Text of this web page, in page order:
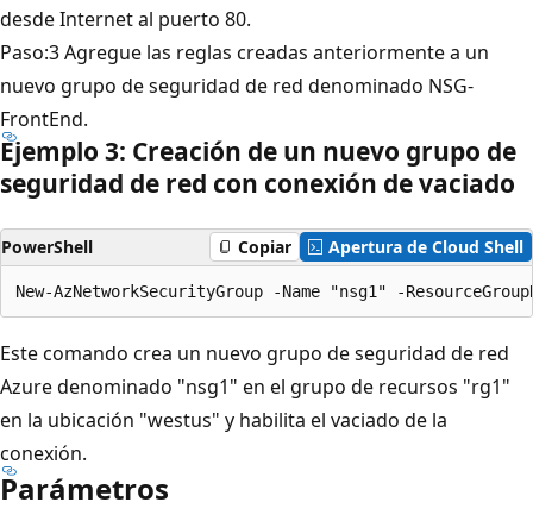
desde Internet al puerto 80.
Paso:3 Agregue las reglas creadas anteriormente a un
nuevo grupo de seguridad de red denominado NSG-
FrontEnd.
Ejemplo 3: Creación de un nuevo grupo de
seguridad de red con conexión de vaciado
PowerShell Copiar Apertura de Cloud Shell
Este comando crea un nuevo grupo de seguridad de red
Azure denominado "nsg1" en el grupo de recursos "rg1"
en la ubicación "westus" y habilita el vaciado de la
conexión.
Parámetros